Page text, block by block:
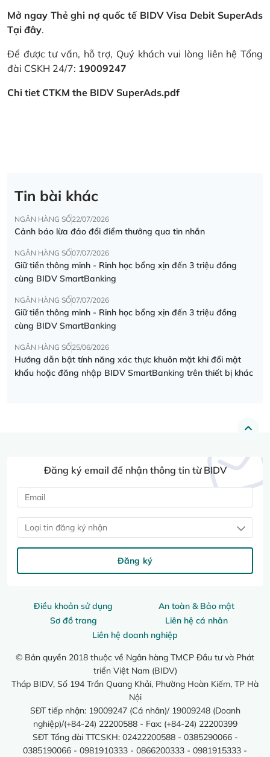
Mở ngay Thẻ ghi nợ quốc tế BIDV Visa Debit SuperAds
Tại đây.
Để được tư vấn, hỗ trợ, Quý khách vui lòng liên hệ Tổng
đài CSKH 24/7: 19009247
Chi tiet CTKM the BIDV SuperAds.pdf
Tin bài khác
NGÂN HÀNG SỐ22/07/2026
Cảnh báo lừa đảo đổi điểm thưởng qua tin nhắn
NGÂN HÀNG SỐ07/07/2026
Giữ tiền thông minh - Rinh học bổng xịn đến 3 triệu đồng
cùng BIDV SmartBanking
NGÂN HÀNG SỐ07/07/2026
Giữ tiền thông minh - Rinh học bổng xịn đến 3 triệu đồng
cùng BIDV SmartBanking
NGÂN HÀNG SỐ25/06/2026
Hướng dẫn bật tính năng xác thực khuôn mặt khi đổi mật
khẩu hoặc đăng nhập BIDV SmartBanking trên thiết bị khác
Điều khoản sử dụng
An toàn & Bảo mật
Sơ đồ trang
Liên hệ cá nhân
Liên hệ doanh nghiệp
© Bản quyền 2018 thuộc về Ngân hàng TMCP Đầu tư và Phát
triển Việt Nam (BIDV)
Tháp BIDV, Số 194 Trần Quang Khải, Phường Hoàn Kiếm, TP Hà
Nội
SĐT tiếp nhận: 19009247 (Cá nhân)/ 19009248 (Doanh
nghiệp)/(+84-24) 22200588 - Fax: (+84-24) 22200399
SĐT Tổng đài TTCSKH: 02422200588 - 0385290066 -
0385190066 - 0981910333 - 0866200333 - 0981915333 -
Đăng ký email để nhận thông tin từ BIDV
Loại tin đăng ký nhận
Đăng ký